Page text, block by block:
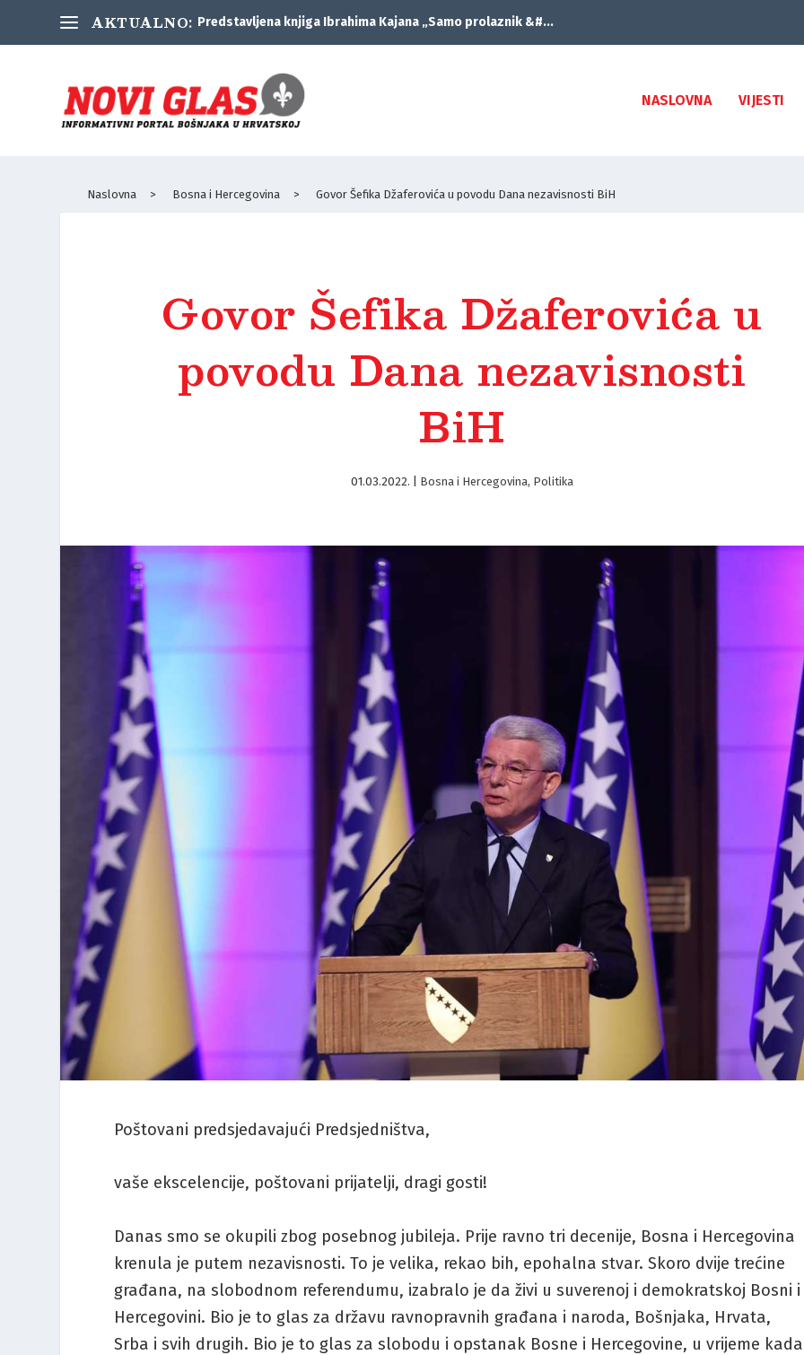
AKTUALNO: Predstavljena knjiga Ibrahima Kajana „Samo prolaznik &#...
NASLOVNA VIJESTI
Naslovna > Bosna i Hercegovina > Govor Šefika Džaferovića u povodu Dana nezavisnosti BiH
Govor Šefika Džaferovića u
povodu Dana nezavisnosti
BiH
01.03.2022. Bosna i Hercegovina, Politika
Poštovani predsjedavajući Predsjedništva,
vaše ekscelencije, poštovani prijatelji, dragi gosti!
Danas smo se okupili zbog posebnog jubileja. Prije ravno tri decenije, Bosna i Hercegovina
krenula je putem nezavisnosti. To je velika, rekao bih, epohalna stvar. Skoro dvije trećine
građana, na slobodnom referendumu, izabralo je da živi u suverenoj i demokratskoj Bosni i
Hercegovini. Bio je to glas za državu ravnopravnih građana i naroda, Bošnjaka, Hrvata,
Srba i svih drugih. Bio je to glas za slobodu i opstanak Bosne i Hercegovine, u vrijeme kada